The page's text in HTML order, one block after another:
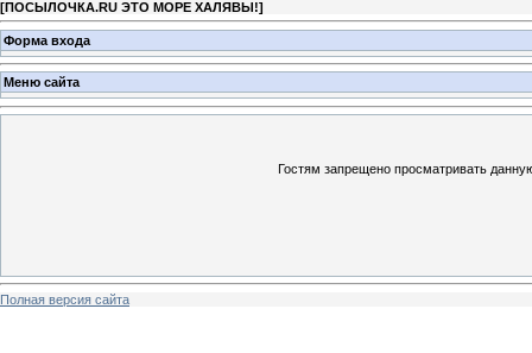
[ПОСЫЛОЧКА.RU ЭТО МОРЕ ХАЛЯВЫ!]
Форма входа
Меню сайта
Гостям запрещено просматривать
Полная версия сайта